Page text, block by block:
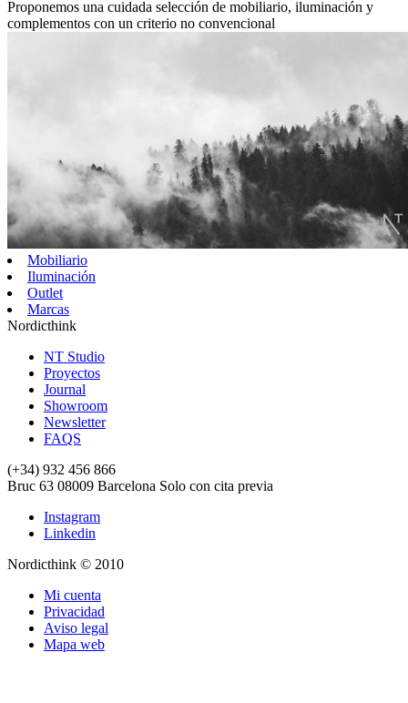
Proponemos una cuidada selección de mobiliario, iluminación y
complementos con un criterio no convencional
Mobiliario
Iluminación
Outlet
Marcas
Nordicthink
NT Studio
Proyectos
Journal
Showroom
Newsletter
FAQS
(+34) 932 456 866
Bruc 63 08009 Barcelona Solo con cita previa
Instagram
Linkedin
Nordicthink © 2010
Mi cuenta
Privacidad
Aviso legal
Mapa web